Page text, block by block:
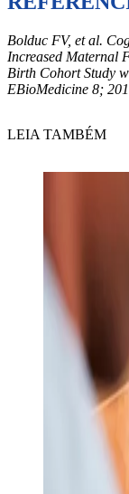
Bolduc FV, et al.
Increased Maternal
Birth Cohort Study
EBioMedicine 8;
LEIA TAMBÉM